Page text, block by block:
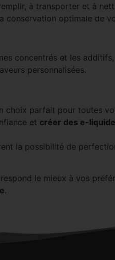
à transporter et à
conservation optimale de
concentrés et les
personnalisées.
choix parfait pour toutes
et créer des e-
la possibilité de
le mieux à vos
.